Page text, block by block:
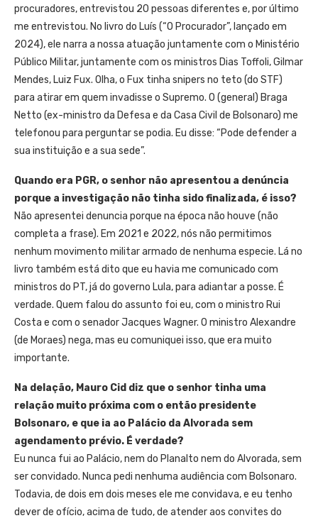
procuradores, entrevistou 20 pessoas diferentes e, por último
me entrevistou. No livro do Luís (“O Procurador”, lançado em
2024), ele narra a nossa atuação juntamente com o Ministério
Público Militar, juntamente com os ministros Dias Toffoli, Gilmar
Mendes, Luiz Fux. Olha, o Fux tinha snipers no teto (do STF)
para atirar em quem invadisse o Supremo. O (general) Braga
Netto (ex-ministro da Defesa e da Casa Civil de Bolsonaro) me
telefonou para perguntar se podia. Eu disse: “Pode defender a
sua instituição e a sua sede”.
Quando era PGR, o senhor não apresentou a denúncia
porque a investigação não tinha sido finalizada, é isso?
Não apresentei denuncia porque na época não houve (não
completa a frase). Em 2021 e 2022, nós não permitimos
nenhum movimento militar armado de nenhuma especie. Lá no
livro também está dito que eu havia me comunicado com
ministros do PT, já do governo Lula, para adiantar a posse. É
verdade. Quem falou do assunto foi eu, com o ministro Rui
Costa e com o senador Jacques Wagner. O ministro Alexandre
(de Moraes) nega, mas eu comuniquei isso, que era muito
importante.
Na delação, Mauro Cid diz que o senhor tinha uma
relação muito próxima com o então presidente
Bolsonaro, e que ia ao Palácio da Alvorada sem
agendamento prévio. É verdade?
Eu nunca fui ao Palácio, nem do Planalto nem do Alvorada, sem
ser convidado. Nunca pedi nenhuma audiência com Bolsonaro.
Todavia, de dois em dois meses ele me convidava, e eu tenho
dever de ofício, acima de tudo, de atender aos convites do